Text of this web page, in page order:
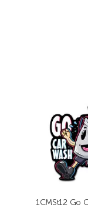
1CMSt12 Go